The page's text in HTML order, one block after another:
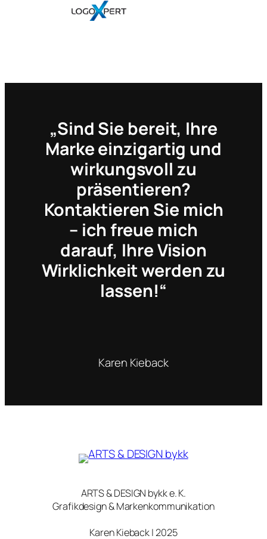
„Sind Sie bereit, Ihre
Marke einzigartig und
wirkungsvoll zu
präsentieren?
Kontaktieren Sie mich
– ich freue mich
darauf, Ihre Vision
Wirklichkeit werden zu
lassen!“
Karen Kieback
ARTS & DESIGN bykk e. K.
Grafikdesign & Markenkommunikation
Karen Kieback | 2025